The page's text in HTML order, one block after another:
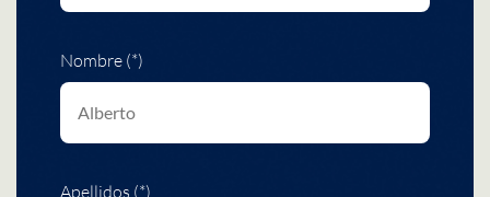
Nombre (*)
Apellidos (*)